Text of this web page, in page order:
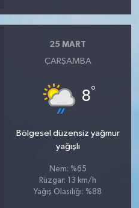
25 MART
ÇARŞAMBA
8°
Bölgesel düzensiz yağmur
yağışlı
Nem: %65
Rüzgar: 13 km/h
Yağış Olasılığı: %88